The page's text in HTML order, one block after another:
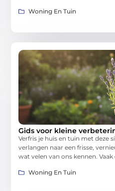
Woning En Tuin
Gids voor kleine
Verfris je huis en tuin met deze
verlangen naar een frisse,
wat velen van ons kennen. Vaak
Woning En Tuin